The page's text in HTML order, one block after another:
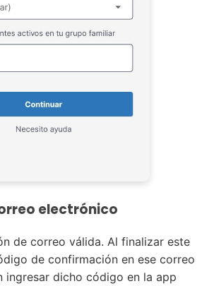
electrónico
de correo válida. Al finalizar este
de confirmación en ese correo
ingresar dicho código en la app